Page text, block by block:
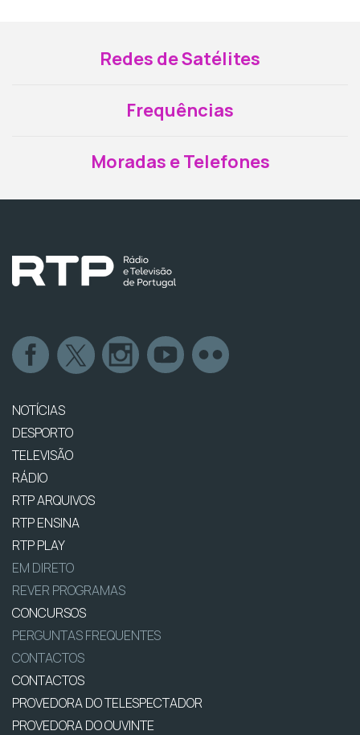
Redes de Satélites
Frequências
Moradas e Telefones
NOTÍCIAS
DESPORTO
TELEVISÃO
RÁDIO
RTP ARQUIVOS
RTP ENSINA
RTP PLAY
EM DIRETO
REVER PROGRAMAS
CONCURSOS
PERGUNTAS FREQUENTES
CONTACTOS
CONTACTOS
PROVEDORA DO TELESPECTADOR
PROVEDORA DO OUVINTE